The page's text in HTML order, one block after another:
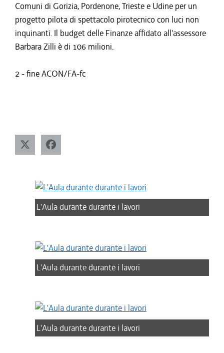
Comuni di Gorizia, Pordenone, Trieste e Udine per un
progetto pilota di spettacolo pirotecnico con luci non
inquinanti. Il budget delle Finanze affidato all'assessore
Barbara Zilli è di 106 milioni.
2 - fine ACON/FA-fc
L'Aula durante durante i lavori
L'Aula durante durante i lavori
L'Aula durante durante i lavori